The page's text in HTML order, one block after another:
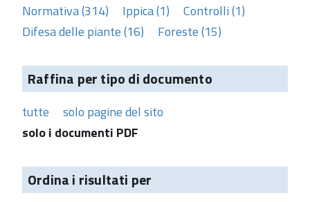
Normativa (314)
Ippica (1)
Controlli (1)
Difesa delle piante (16)
Foreste (15)
Raffina per tipo di documento
tutte
solo pagine del sito
solo i documenti PDF
Ordina i risultati per